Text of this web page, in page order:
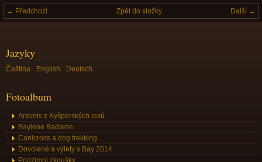
← Předchozí Další →
Zpět do složky
Jazyky
Čeština English Deutsch
Fotoalbum
Artemis z Kyšperských lesů
Baylene Badaine
Canicross a dog trekking
Dovolené a výlety s Bay 2014